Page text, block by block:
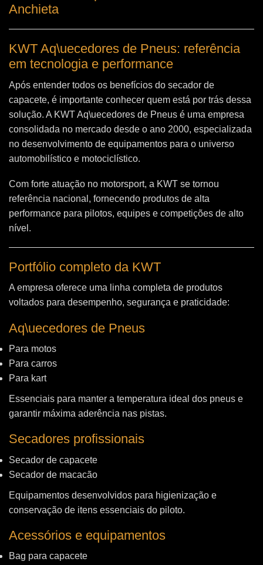
Anchieta
KWT Aq\uecedores de Pneus: referência
em tecnologia e performance
Após entender todos os benefícios do secador de
capacete, é importante conhecer quem está por trás dessa
solução. A KWT Aq\uecedores de Pneus é uma empresa
consolidada no mercado desde o ano 2000, especializada
no desenvolvimento de equipamentos para o universo
automobilístico e motociclístico.
Com forte atuação no motorsport, a KWT se tornou
referência nacional, fornecendo produtos de alta
performance para pilotos, equipes e competições de alto
nível.
Portfólio completo da KWT
A empresa oferece uma linha completa de produtos
voltados para desempenho, segurança e praticidade:
Aq\uecedores de Pneus
Para motos
Para carros
Para kart
Essenciais para manter a temperatura ideal dos pneus e
garantir máxima aderência nas pistas.
Secadores profissionais
Secador de capacete
Secador de macacão
Equipamentos desenvolvidos para higienização e
conservação de itens essenciais do piloto.
Acessórios e equipamentos
Bag para capacete